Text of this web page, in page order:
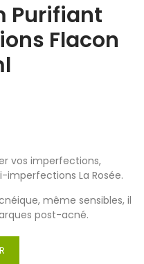
Purifiant
Flacon
vos imperfections,
La Rosée.
même sensibles, il
post-acné.